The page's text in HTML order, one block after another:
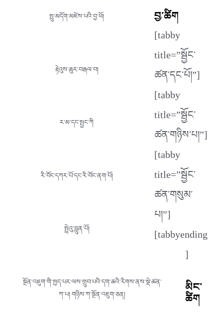
སྤུ་མདོག་མཛེས་པའི་བྱ་ཕོ།
རྟེའུས་ཆུར་བརྒལ་བ།
ར་མ་དང་སྤྱང་ཀི
རི་བོང་དཀར་པོ་དང་རི་བོང་ནག་པོ།
སྤྲེའུ་བླུན་པོ།
སྔོན་འཇུག་གི་ཁྱད་པར་ལས་གྲུབ་པའི་དག་ཆའི་རིགས་ནས་སྡེ་ཚན་
ཀ་པ། གཉིས་ཀ་སྔོན་འཇུག་ཅན།
བྱ་ཚིག
[tabby
title=”སྦྱོང་
ཚན་དང་པོ།”]
[tabby
title=”སྦྱོང་
ཚན་གཉིས་པ།”]
[tabby
title=”སྦྱོང་
ཚན་གསུམ་
པ།”]
[tabbyending
]
མིང་
ཚིག